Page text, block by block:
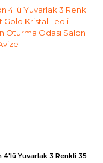
4'lü Yuvarlak 3 Renkli 35